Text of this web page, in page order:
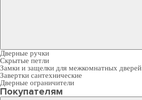
Дверные ручки
Скрытые петли
Замки и защелки для межкомнатных дверей
Завертки сантехнические
Дверные ограничители
Покупателям